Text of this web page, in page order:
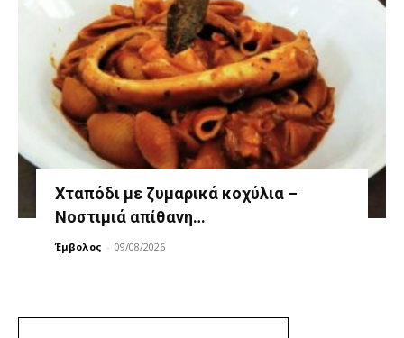
Χταπόδι με ζυμαρικά κοχύλια –
Νοστιμιά απίθανη…
Έμβολος - 09/08/2026